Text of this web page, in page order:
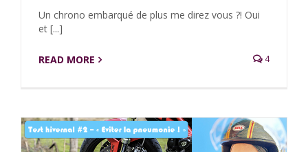
Un chrono embarqué de plus me direz vous ?! Oui
et [...]
READ MORE 4